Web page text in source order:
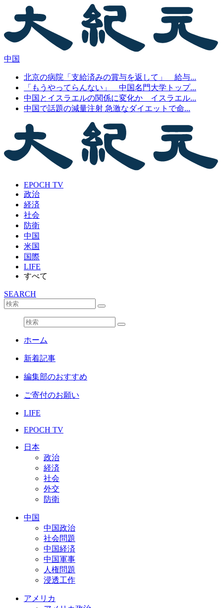
中国
北京の病院「支給済みの賞与を返して」 給与...
「もうやってらんない」 中国名門大学トップ...
中国とイスラエルの関係に変化か イスラエル...
中国で話題の減量注射 急激なダイエットで命...
EPOCH TV
政治
経済
社会
防衛
中国
米国
国際
LIFE
すべて
SEARCH
ホーム
新着記事
編集部のおすすめ
ご寄付のお願い
LIFE
EPOCH TV
日本
政治
経済
社会
外交
防衛
中国
中国政治
社会問題
中国経済
中国軍事
人権問題
浸透工作
アメリカ